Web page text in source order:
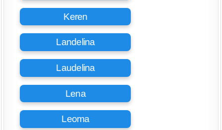
Keren
Landelina
Laudelina
Lena
Leoma